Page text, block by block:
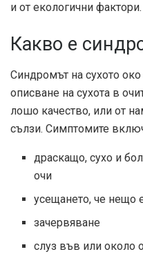
и от екологични фактори.
Какво е
Синдромът на сухото
описване на сухота в
лошо качество, или от
сълзи. Симптомите
драскащо, сухо и
очи
усещането, че нещо
зачервяване
слуз във или около